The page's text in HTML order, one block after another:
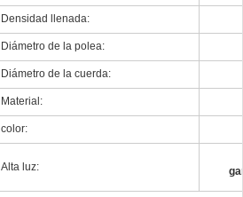
Densidad llenada:
Diámetro de la polea:
Diámetro de la cuerda:
Material:
color:
Alta luz: